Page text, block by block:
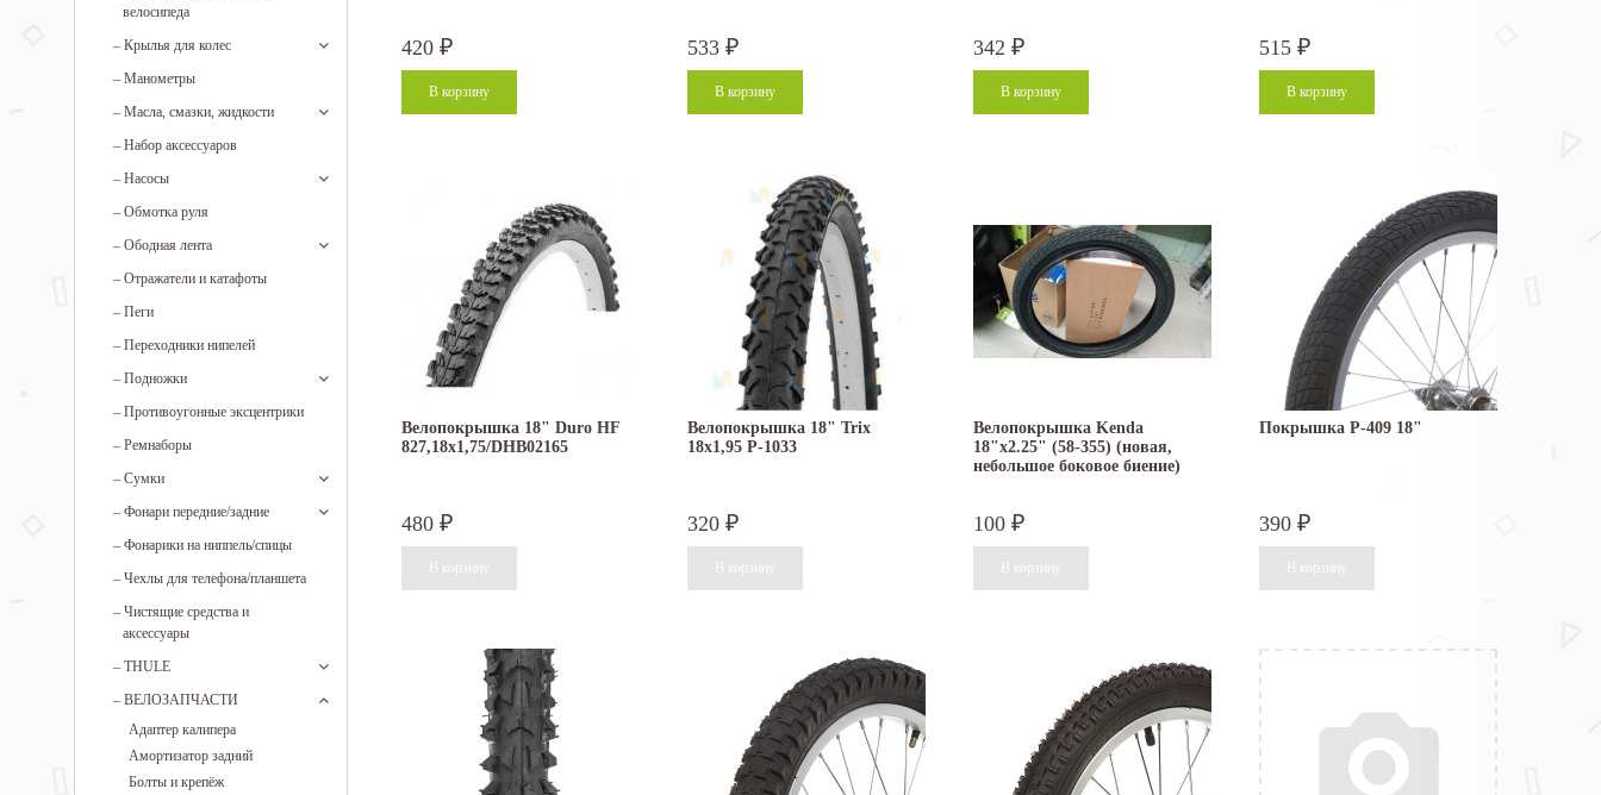
велосипеда
– Крылья для колес
– Манометры
– Масла, смазки, жидкости
– Набор аксессуаров
– Насосы
– Обмотка руля
– Ободная лента
– Отражатели и катафоты
– Пеги
– Переходники нипелей
– Подножки
– Противоугонные эксцентрики
– Ремнаборы
– Сумки
– Фонари передние/задние
– Фонарики на ниппель/спицы
– Чехлы для телефона/планшета
– Чистящие средства и
аксессуары
– THULE
– ВЕЛОЗАПЧАСТИ
Адаптер калипера
Амортизатор задний
Болты и крепёж
420 ₽ 533 ₽ 342 ₽ 515 ₽
Велопокрышка 18" Duro HF
827,18x1,75/DHB02165
480 ₽
Велопокрышка 18" Trix
18х1,95 P-1033
320 ₽
Велопокрышка Kenda
18"x2.25" (58-355) (новая,
небольшое боковое биение)
100 ₽
Покрышка Р-409 18"
390 ₽